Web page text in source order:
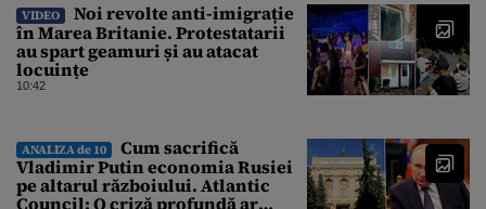
VIDEO
Noi revolte anti-imigrație
în Marea Britanie. Protestatarii
au spart geamuri și au atacat
locuințe
10:42
ANALIZA de 10
Cum sacrifică
Vladimir Putin economia Rusiei
pe altarul războiului. Atlantic
Council: O criză profundă ar